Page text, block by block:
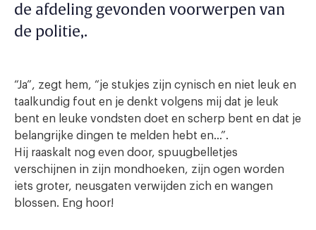
de afdeling gevonden voorwerpen van
de politie,.
“Ja”, zegt hem, “je stukjes zijn cynisch en niet leuk en
taalkundig fout en je denkt volgens mij dat je leuk
bent en leuke vondsten doet en scherp bent en dat je
belangrijke dingen te melden hebt en…”.
Hij raaskalt nog even door, spuugbelletjes
verschijnen in zijn mondhoeken, zijn ogen worden
iets groter, neusgaten verwijden zich en wangen
blossen. Eng hoor!